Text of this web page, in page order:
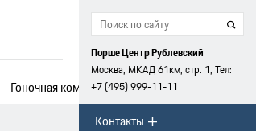
Гоночная команда
Порше Центр Рублевский
Москва, МКАД 61км, стр. 1, Тел:
+7 (495) 999-11-11
Контакты